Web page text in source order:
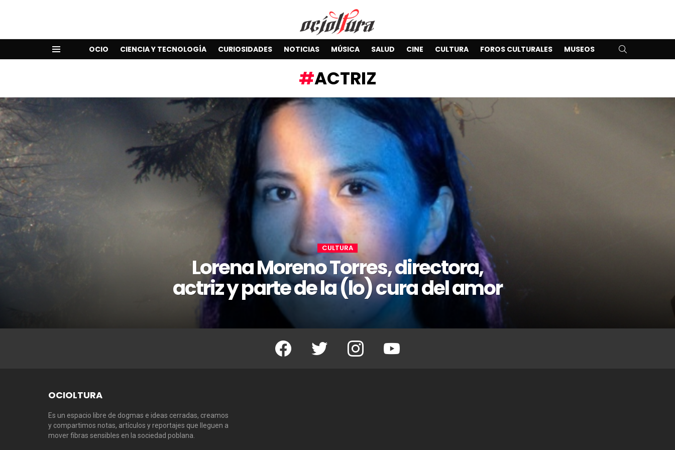
OCIO CIENCIA Y TECNOLOGÍA CURIOSIDADES NOTICIAS MÚSICA SALUD CINE CULTURA FOROS CULTURALES MUSEOS
ACTRIZ
CULTURA
Lorena Moreno Torres, directora,
actriz y parte de la (lo) cura del amor
Facebook Twitter Instagram Youtube
OCIOLTURA
Es un espacio libre de dogmas e ideas cerradas, creamos
y compartimos notas, artículos y reportajes que lleguen a
mover fibras sensibles en la sociedad poblana.